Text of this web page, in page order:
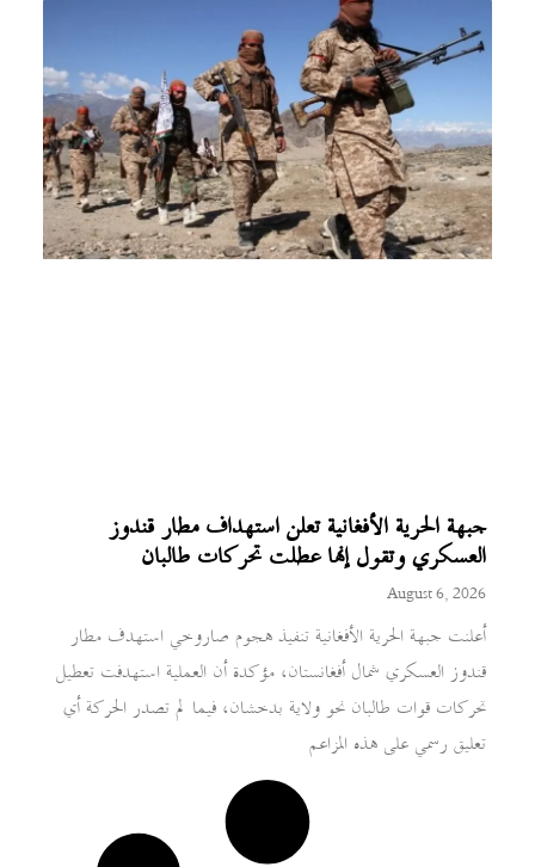
جبهة الحرية الأفغانية تعلن استهداف مطار قندوز
العسكري وتقول إنها عطلت تحركات طالبان
August 6, 2026
أعلنت جبهة الحرية الأفغانية تنفيذ هجوم صاروخي استهدف مطار
قندوز العسكري شمال أفغانستان، مؤكدة أن العملية استهدفت تعطيل
تحركات قوات طالبان نحو ولاية بدخشان، فيما لم تصدر الحركة أي
تعليق رسمي على هذه المزاعم